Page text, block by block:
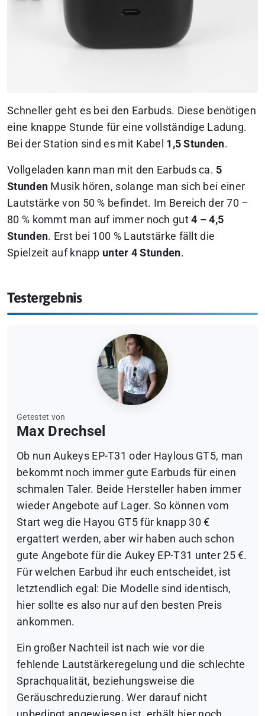
Schneller geht es bei den Earbuds. Diese benötigen
eine knappe Stunde für eine vollständige Ladung.
Bei der Station sind es mit Kabel 1,5 Stunden.
Vollgeladen kann man mit den Earbuds ca. 5
Stunden Musik hören, solange man sich bei einer
Lautstärke von 50 % befindet. Im Bereich der 70 –
80 % kommt man auf immer noch gut4 – 4,5
Stunden. Erst bei 100 % Lautstärke fällt die
Spielzeit auf knapp unter 4 Stunden.
Testergebnis
Getestet von
Max Drechsel
Ob nun Aukeys EP-T31 oder Haylous GT5, man
bekommt noch immer gute Earbuds für einen
schmalen Taler. Beide Hersteller haben immer
wieder Angebote auf Lager. So können vom
Start weg die Hayou GT5 für knapp 30 €
ergattert werden, aber wir haben auch schon
gute Angebote für die Aukey EP-T31 unter 25 €.
Für welchen Earbud ihr euch entscheidet, ist
letztendlich egal: Die Modelle sind identisch,
hier sollte es also nur auf den besten Preis
ankommen.
Ein großer Nachteil ist nach wie vor die
fehlende Lautstärkeregelung und die schlechte
Sprachqualität, beziehungsweise die
Geräuschreduzierung. Wer darauf nicht